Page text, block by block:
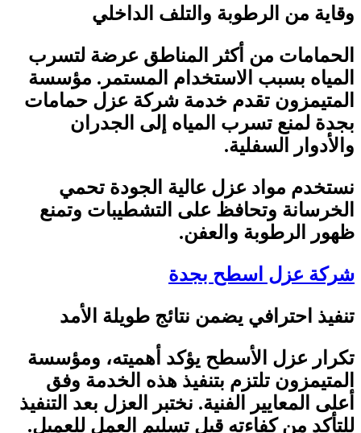
وقاية من الرطوبة والتلف الداخلي
الحمامات من أكثر المناطق عرضة لتسرب
المياه بسبب الاستخدام المستمر. مؤسسة
المتيمزون تقدم خدمة شركة عزل حمامات
بجدة لمنع تسرب المياه إلى الجدران
والأدوار السفلية.
نستخدم مواد عزل عالية الجودة تحمي
الخرسانة وتحافظ على التشطيبات وتمنع
ظهور الرطوبة والعفن.
شركة عزل اسطح بجدة
تنفيذ احترافي يضمن نتائج طويلة الأمد
تكرار عزل الأسطح يؤكد أهميته، ومؤسسة
المتيمزون تلتزم بتنفيذ هذه الخدمة وفق
أعلى المعايير الفنية. نختبر العزل بعد التنفيذ
للتأكد من كفاءته قبل تسليم العمل للعميل.